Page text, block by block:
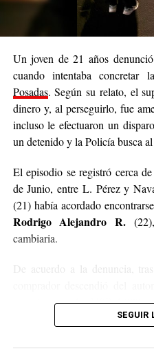
Un joven de 21 años
cuando intentaba concretar
Posadas. Según su relato, el
dinero y, al perseguirlo, fue
incluso le efectuaron un
un detenido y la Policía busca
El episodio se registró cerca
de Junio, entre L. Pérez y
(21) había acordado
Rodrigo Alejandro R.(22),
cambiaria.
De acuerdo a la denuncia,
una plaza con los USD 1.900
La víctima inició una
sospechoso se reunió con
SEGUIR